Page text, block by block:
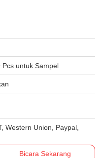
untuk Sampel
Western Union, Paypal,
Bicara Sekarang